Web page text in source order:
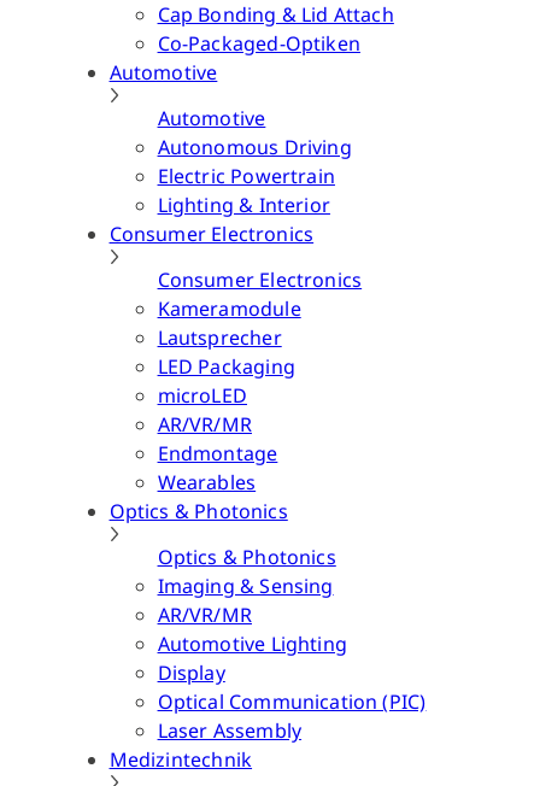
Cap Bonding & Lid Attach
Co-Packaged-Optiken
Automotive
Automotive
Autonomous Driving
Electric Powertrain
Lighting & Interior
Consumer Electronics
Consumer Electronics
Kameramodule
Lautsprecher
LED Packaging
microLED
AR/VR/MR
Endmontage
Wearables
Optics & Photonics
Optics & Photonics
Imaging & Sensing
AR/VR/MR
Automotive Lighting
Display
Optical Communication (PIC)
Laser Assembly
Medizintechnik